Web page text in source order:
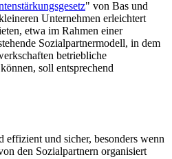
" von Bas und
Unternehmen erleichtert
etwa im Rahmen einer
Sozialpartnermodell, in dem
betriebliche
soll entsprechend
effizient und sicher, besonders wenn
den Sozialpartnern organisiert